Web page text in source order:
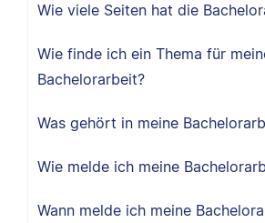
Wie viele Seiten hat die
Wie finde ich ein Thema für
Bachelorarbeit?
Was gehört in meine
Wie melde ich meine
Wann melde ich meine